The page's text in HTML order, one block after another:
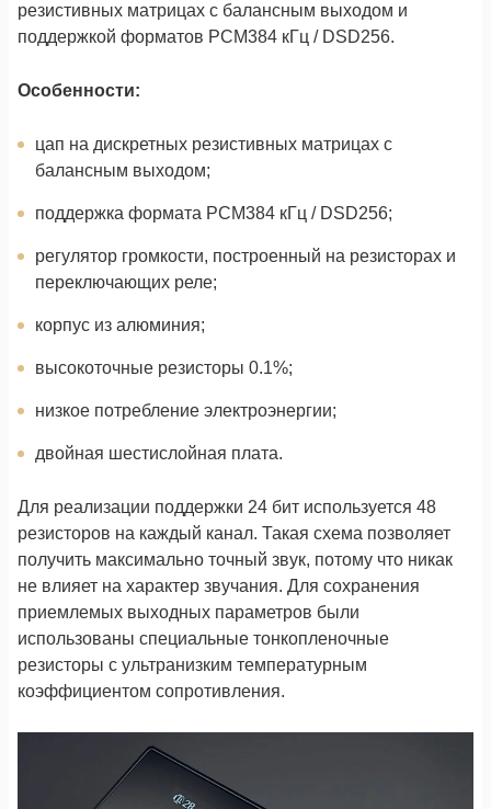
резистивных матрицах с балансным выходом и
поддержкой форматов PCM384 кГц / DSD256.
Особенности:
цап на дискретных резистивных матрицах с
балансным выходом;
поддержка формата PCM384 кГц / DSD256;
регулятор громкости, построенный на резисторах и
переключающих реле;
корпус из алюминия;
высокоточные резисторы 0.1%;
низкое потребление электроэнергии;
двойная шестислойная плата.
Для реализации поддержки 24 бит используется 48
резисторов на каждый канал. Такая схема позволяет
получить максимально точный звук, потому что никак
не влияет на характер звучания. Для сохранения
приемлемых выходных параметров были
использованы специальные тонкопленочные
резисторы с ультранизким температурным
коэффициентом сопротивления.